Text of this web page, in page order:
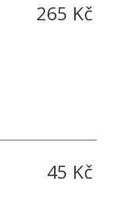
265 Kč
45 Kč